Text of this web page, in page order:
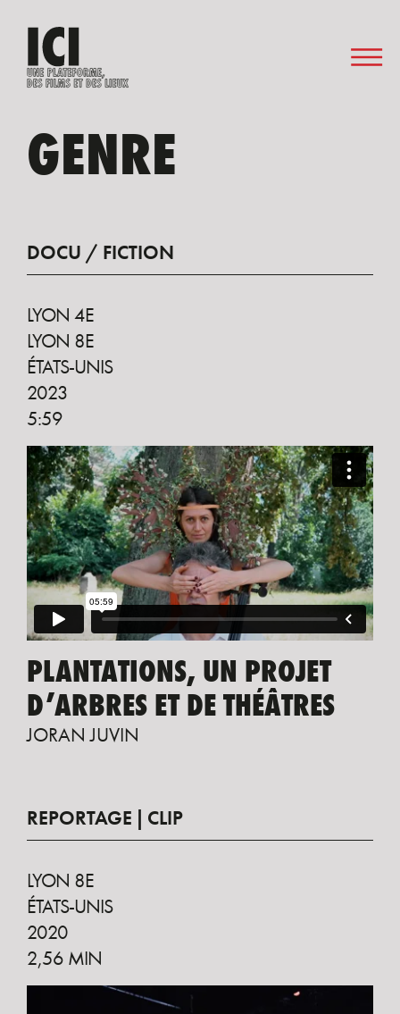
GENRE
DOCU / FICTION
LYON 4E
LYON 8E
ÉTATS-UNIS
2023
5:59
PLANTATIONS, UN PROJET
D’ARBRES ET DE THÉÂTRES
JORAN JUVIN
REPORTAGE CLIP
LYON 8E
ÉTATS-UNIS
2020
2,56 MIN